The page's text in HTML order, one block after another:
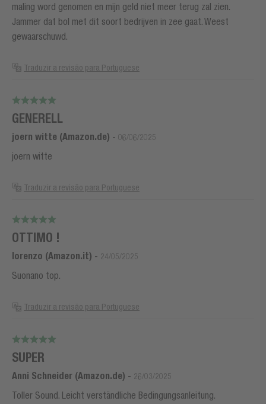
maling word genomen en mijn geld niet meer terug zal zien.
Jammer dat bol met dit soort bedrijven in zee gaat. Weest
gewaarschuwd.
Traduzir a revisão para Portuguese
GENERELL
joern witte (Amazon.de) - 06/06/2025
joern witte
Traduzir a revisão para Portuguese
OTTIMO !
lorenzo (Amazon.it) - 24/05/2025
Suonano top.
Traduzir a revisão para Portuguese
SUPER
Anni Schneider (Amazon.de) - 26/03/2025
Toller Sound. Leicht verständliche Bedingungsanleitung.